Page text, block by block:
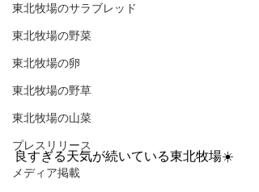
東北牧場のサラブレッド
東北牧場の野菜
東北牧場の卵
東北牧場の野草
東北牧場の山菜
プレスリリース
メディア掲載
良すぎる天気が続いている東北牧場☀️